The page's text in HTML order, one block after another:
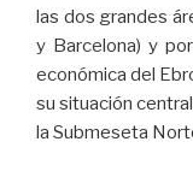
las dos grandes
y Barcelona) y
económica del
su situación
la Submeseta